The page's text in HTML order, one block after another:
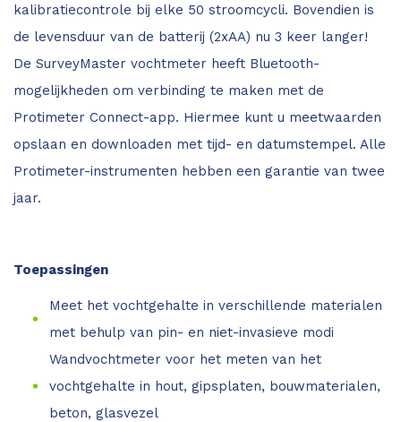
kalibratiecontrole bij elke 50 stroomcycli. Bovendien is
de levensduur van de batterij (2xAA) nu 3 keer langer!
De SurveyMaster vochtmeter heeft Bluetooth-
mogelijkheden om verbinding te maken met de
Protimeter Connect-app. Hiermee kunt u meetwaarden
opslaan en downloaden met tijd- en datumstempel. Alle
Protimeter-instrumenten hebben een garantie van twee
jaar.
Toepassingen
Meet het vochtgehalte in verschillende materialen
met behulp van pin- en niet-invasieve modi
Wandvochtmeter voor het meten van het
vochtgehalte in hout, gipsplaten, bouwmaterialen,
beton, glasvezel